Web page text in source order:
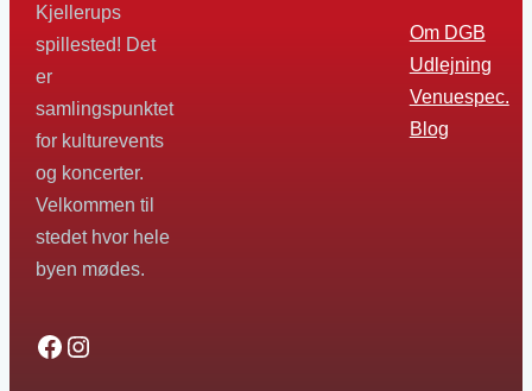
Kjellerups
spillested! Det
er
samlingspunktet
for kulturevents
og koncerter.
Velkommen til
stedet hvor hele
byen mødes.
Facebook
Instagram
Om DGB
Udlejning
Venuespec.
Blog